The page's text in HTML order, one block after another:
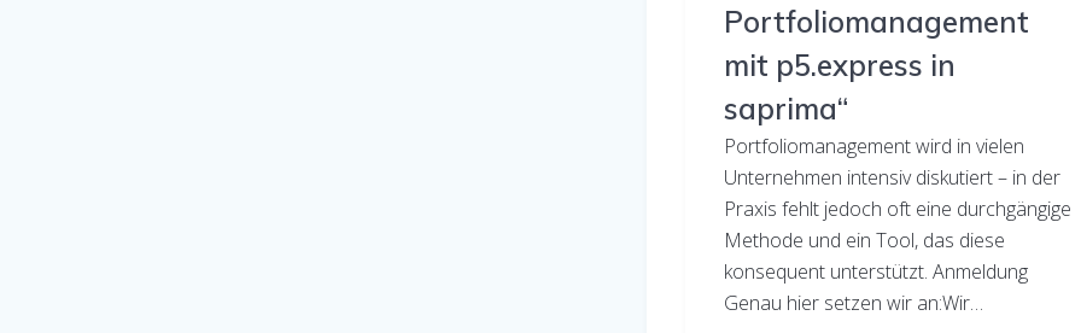
Portfoliomanagement
mit p5.express in
saprima“
Portfoliomanagement wird in vielen
Unternehmen intensiv diskutiert – in der
Praxis fehlt jedoch oft eine durchgängige
Methode und ein Tool, das diese
konsequent unterstützt. Anmeldung
Genau hier setzen wir an:Wir…